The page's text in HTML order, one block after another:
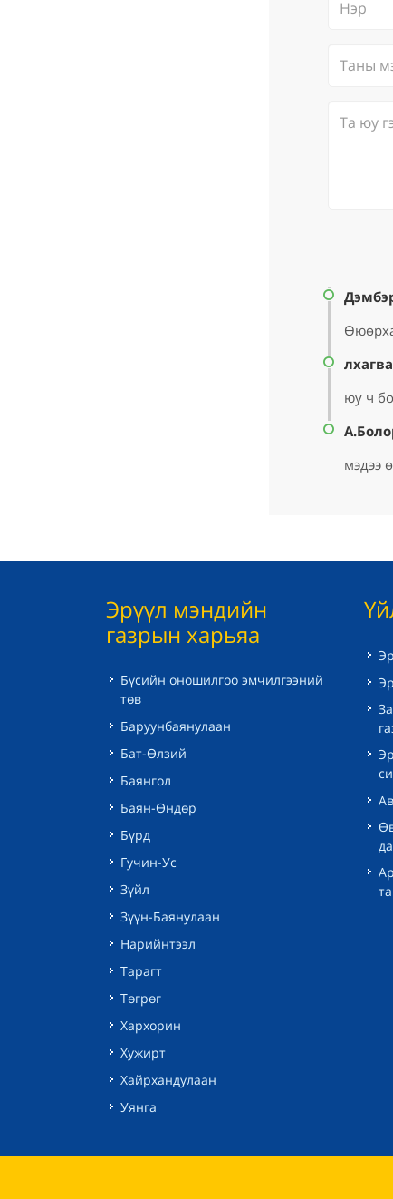
юу ч
мэдээ
Эрүүл мэндийн
газрын харьяа
Бүсийн оношилгоо эмчилгээний
төв
Баруунбаянулаан
Бат-Өлзий
Баянгол
Баян-Өндөр
Бүрд
Гучин-Ус
Зүйл
Зүүн-Баянулаан
Нарийнтээл
Тарагт
Төгрөг
Хархорин
Хужирт
Хайрхандулаан
Уянга